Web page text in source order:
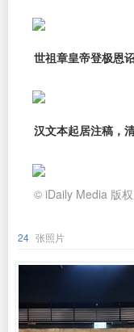
世祖章皇帝登极恩
汉文本起居注稿，
© iDaily Media 版权
24 张照片